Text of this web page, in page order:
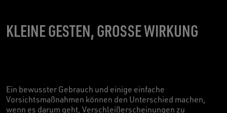
KLEINE GESTEN, GROSSE WIRKUNG
Ein bewusster Gebrauch und einige einfache
Vorsichtsmaßnahmen können den Unterschied machen,
wenn es darum geht, Verschleißerscheinungen zu